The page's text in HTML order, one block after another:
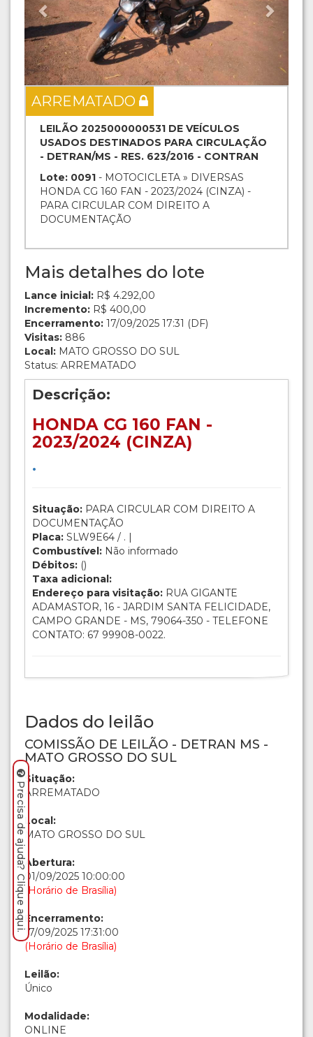
ARREMATADO
LEILÃO 2025000000531 DE VEÍCULOS
USADOS DESTINADOS PARA CIRCULAÇÃO
- DETRAN/MS - RES. 623/2016 - CONTRAN
Lote: 0091 - MOTOCICLETA » DIVERSAS
HONDA CG 160 FAN - 2023/2024 (CINZA) -
PARA CIRCULAR COM DIREITO A
DOCUMENTAÇÃO
Mais detalhes do lote
Lance inicial: R$ 4.292,00
Incremento: R$ 400,00
Encerramento: 17/09/2025 17:31 (DF)
Visitas: 886
Local: MATO GROSSO DO SUL
Status: ARREMATADO
Descrição:
HONDA CG 160 FAN -
2023/2024 (CINZA)
.
Situação: PARA CIRCULAR COM DIREITO A
DOCUMENTAÇÃO
Placa: SLW9E64 / . |
Combustível: Não informado
Débitos: ()
Taxa adicional:
Endereço para visitação: RUA GIGANTE
ADAMASTOR, 16 - JARDIM SANTA FELICIDADE,
CAMPO GRANDE - MS, 79064-350 - TELEFONE
CONTATO: 67 99908-0022.
Dados do leilão
COMISSÃO DE LEILÃO - DETRAN MS -
MATO GROSSO DO SUL
Situação:
ARREMATADO
Local:
MATO GROSSO DO SUL
Abertura:
01/09/2025 10:00:00
(Horário de Brasília)
Encerramento:
17/09/2025 17:31:00
(Horário de Brasília)
Leilão:
Único
Modalidade:
ONLINE
Precisa de ajuda? Clique aqui.